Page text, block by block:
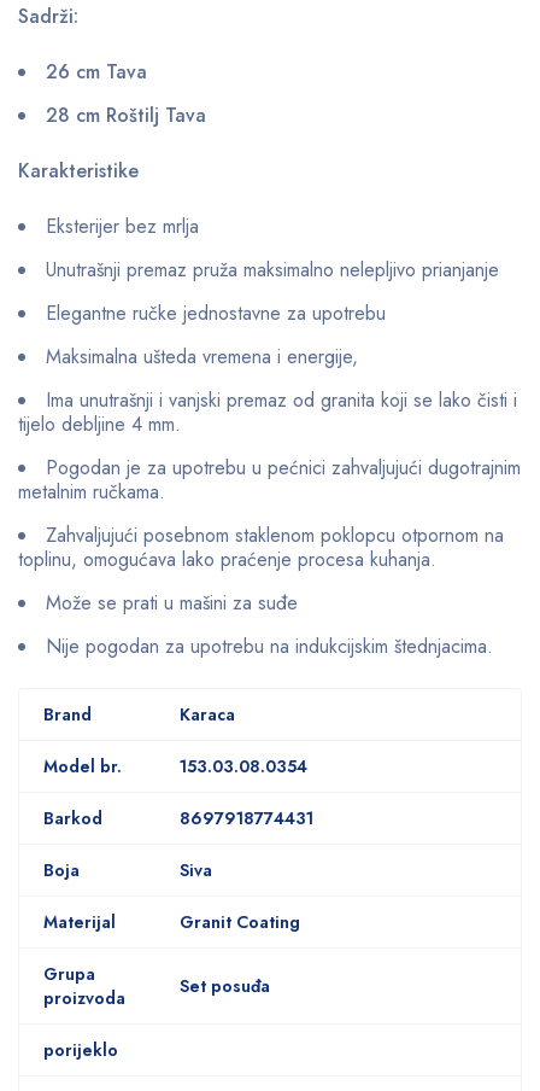
Sadrži:
26 cm Tava
28 cm Roštilj Tava
Karakteristike
Eksterijer bez mrlja
Unutrašnji premaz pruža maksimalno nelepljivo prianjanje
Elegantne ručke jednostavne za upotrebu
Maksimalna ušteda vremena i energije,
Ima unutrašnji i vanjski premaz od granita koji se lako čisti i
tijelo debljine 4 mm.
Pogodan je za upotrebu u pećnici zahvaljujući dugotrajnim
metalnim ručkama.
Zahvaljujući posebnom staklenom poklopcu otpornom na
toplinu, omogućava lako praćenje procesa kuhanja.
Može se prati u mašini za suđe
Nije pogodan za upotrebu na indukcijskim štednjacima.
Brand Karaca
Model br. 153.03.08.0354
Barkod 8697918774431
Boja Siva
Materijal Granit Coating
Grupa
proizvoda
Set posuđa
porijeklo